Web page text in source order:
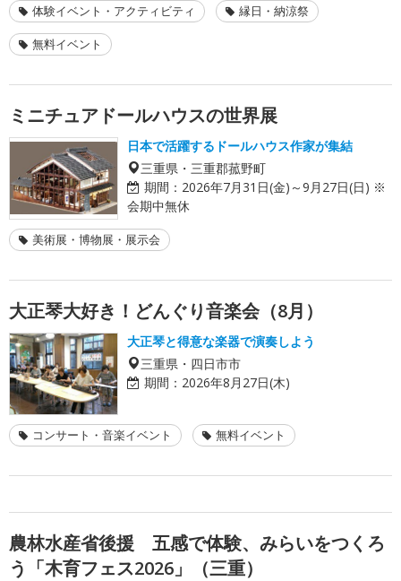
体験イベント・アクティビティ 縁日・納涼祭
無料イベント
ミニチュアドールハウスの世界展
日本で活躍するドールハウス作家が集結
三重県・三重郡菰野町
期間： 2026年7月31日(金)～9月27日(日) ※
会期中無休
美術展・博物展・展示会
大正琴大好き！どんぐり音楽会（8月）
大正琴と得意な楽器で演奏しよう
三重県・四日市市
期間： 2026年8月27日(木)
コンサート・音楽イベント 無料イベント
農林水産省後援 五感で体験、みらいをつくろ
う「木育フェス2026」（三重）